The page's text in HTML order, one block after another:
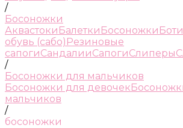
/
Босоножки
Аквастоки Балетки Босоножки
обувь (сабо) Резиновые
сапогиСандалииСапогиСлиперы
/
Босоножки для мальчиков
Босоножки для девочек
мальчиков
/
босоножки